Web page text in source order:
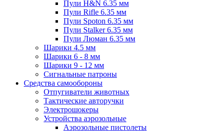
Пули H&N 6.35 мм
Пули Rifle 6.35 мм
Пули Spoton 6.35 мм
Пули Stalker 6.35 мм
Пули Люман 6.35 мм
Шарики 4.5 мм
Шарики 6 - 8 мм
Шарики 9 - 12 мм
Сигнальные патроны
Средства самообороны
Отпугиватели животных
Тактические авторучки
Электрошокеры
Устройства аэрозольные
Аэрозольные пистолеты